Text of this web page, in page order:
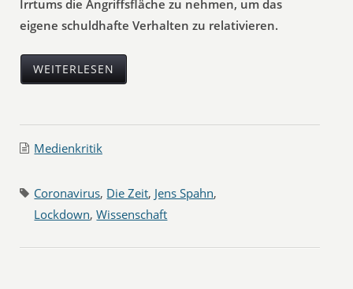
Irrtums die Angriffsfläche zu nehmen, um das
eigene schuldhafte Verhalten zu relativieren.
WEITERLESEN
Medienkritik
Coronavirus, Die Zeit, Jens Spahn,
Lockdown,Wissenschaft